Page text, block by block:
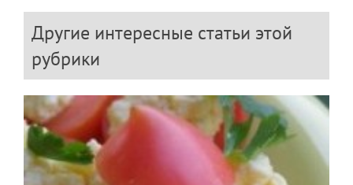
Другие интересные статьи этой
рубрики